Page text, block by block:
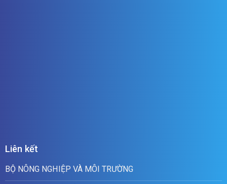
Liên kết
BỘ NÔNG NGHIỆP VÀ MÔI TRƯỜNG